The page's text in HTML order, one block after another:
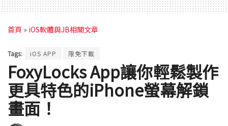
首頁 » iOS軟體與JB相關文章
Tags: iOS APP 限免下載
FoxyLocks App讓你輕鬆製作
更具特色的iPhone螢幕解鎖
畫面！